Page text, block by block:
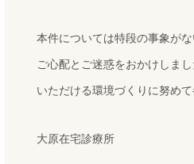
本件については特段の事象が
ご心配とご迷惑をおかけしま
いただける環境づくりに努めて
大原在宅診療所